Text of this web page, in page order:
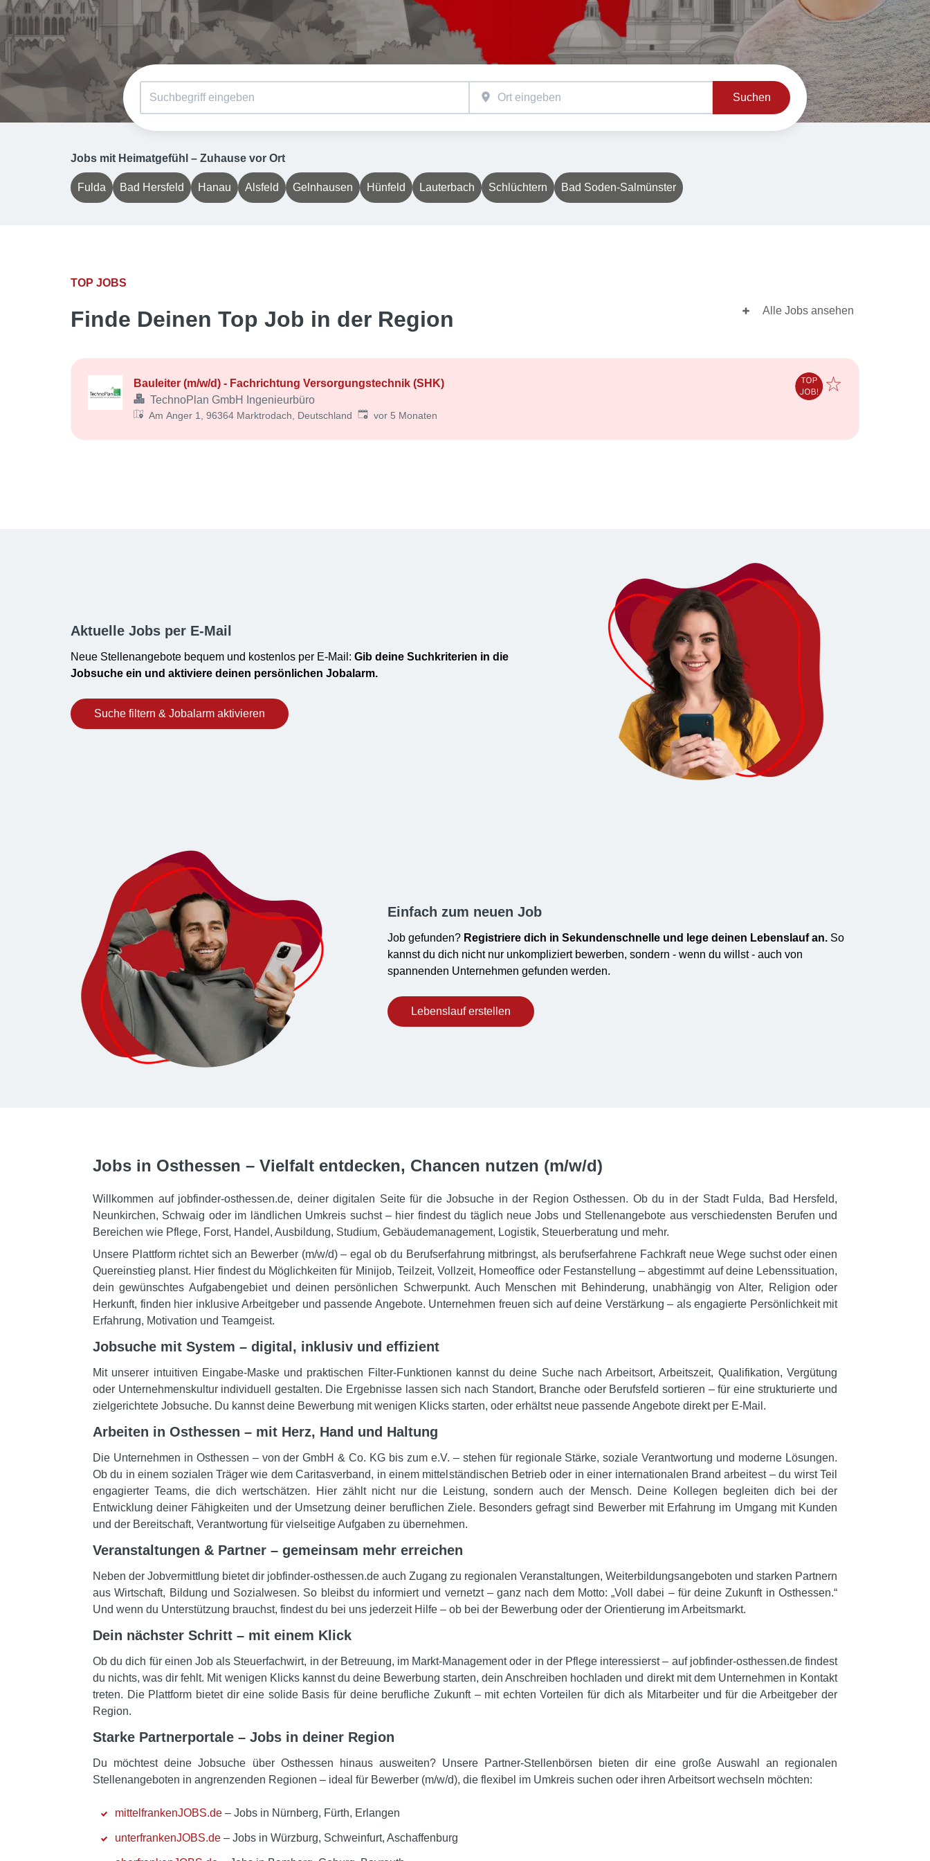
Suchen
Jobs mit Heimatgefühl – Zuhause vor Ort
Fulda Bad Hersfeld Hanau Alsfeld Gelnhausen Hünfeld Lauterbach Schlüchtern Bad Soden-Salmünster
TOP JOBS
Finde Deinen Top Job in der Region Alle Jobs ansehen
Bauleiter (m/w/d) - Fachrichtung Versorgungstechnik (SHK)
TechnoPlan GmbH Ingenieurbüro
Am Anger 1, 96364 Marktrodach, Deutschland Veröffentlicht:
vor 5 Monaten
Aktuelle Jobs per E-Mail
Neue Stellenangebote bequem und kostenlos per E-Mail: Gib deine Suchkriterien in die
Jobsuche ein und aktiviere deinen persönlichen Jobalarm.
Suche filtern & Jobalarm aktivieren
Einfach zum neuen Job
Job gefunden? Registriere dich in Sekundenschnelle und lege deinen Lebenslauf an. So
kannst du dich nicht nur unkompliziert bewerben, sondern - wenn du willst - auch von
spannenden Unternehmen gefunden werden.
Lebenslauf erstellen
Jobs in Osthessen – Vielfalt entdecken, Chancen nutzen (m/w/d)
Willkommen auf jobfinder-osthessen.de, deiner digitalen Seite für die Jobsuche in der Region Osthessen. Ob du in der Stadt Fulda, Bad Hersfeld,
Neunkirchen, Schwaig oder im ländlichen Umkreis suchst – hier findest du täglich neue Jobs und Stellenangebote aus verschiedensten Berufen und
Bereichen wie Pflege, Forst, Handel, Ausbildung, Studium, Gebäudemanagement, Logistik, Steuerberatung und mehr.
Unsere Plattform richtet sich an Bewerber (m/w/d) – egal ob du Berufserfahrung mitbringst, als berufserfahrene Fachkraft neue Wege suchst oder einen
Quereinstieg planst. Hier findest du Möglichkeiten für Minijob, Teilzeit, Vollzeit, Homeoffice oder Festanstellung – abgestimmt auf deine Lebenssituation,
dein gewünschtes Aufgabengebiet und deinen persönlichen Schwerpunkt. Auch Menschen mit Behinderung, unabhängig von Alter, Religion oder
Herkunft, finden hier inklusive Arbeitgeber und passende Angebote. Unternehmen freuen sich auf deine Verstärkung – als engagierte Persönlichkeit mit
Erfahrung, Motivation und Teamgeist.
Jobsuche mit System – digital, inklusiv und effizient
Mit unserer intuitiven Eingabe-Maske und praktischen Filter-Funktionen kannst du deine Suche nach Arbeitsort, Arbeitszeit, Qualifikation, Vergütung
oder Unternehmenskultur individuell gestalten. Die Ergebnisse lassen sich nach Standort, Branche oder Berufsfeld sortieren – für eine strukturierte und
zielgerichtete Jobsuche. Du kannst deine Bewerbung mit wenigen Klicks starten, oder erhältst neue passende Angebote direkt per E-Mail.
Arbeiten in Osthessen – mit Herz, Hand und Haltung
Die Unternehmen in Osthessen – von der GmbH & Co. KG bis zum e.V. – stehen für regionale Stärke, soziale Verantwortung und moderne Lösungen.
Ob du in einem sozialen Träger wie dem Caritasverband, in einem mittelständischen Betrieb oder in einer internationalen Brand arbeitest – du wirst Teil
engagierter Teams, die dich wertschätzen. Hier zählt nicht nur die Leistung, sondern auch der Mensch. Deine Kollegen begleiten dich bei der
Entwicklung deiner Fähigkeiten und der Umsetzung deiner beruflichen Ziele. Besonders gefragt sind Bewerber mit Erfahrung im Umgang mit Kunden
und der Bereitschaft, Verantwortung für vielseitige Aufgaben zu übernehmen.
Veranstaltungen & Partner – gemeinsam mehr erreichen
Neben der Jobvermittlung bietet dir jobfinder-osthessen.de auch Zugang zu regionalen Veranstaltungen, Weiterbildungsangeboten und starken Partnern
aus Wirtschaft, Bildung und Sozialwesen. So bleibst du informiert und vernetzt – ganz nach dem Motto: „Voll dabei – für deine Zukunft in Osthessen.“
Und wenn du Unterstützung brauchst, findest du bei uns jederzeit Hilfe – ob bei der Bewerbung oder der Orientierung im Arbeitsmarkt.
Dein nächster Schritt – mit einem Klick
Ob du dich für einen Job als Steuerfachwirt, in der Betreuung, im Markt-Management oder in der Pflege interessierst – auf jobfinder-osthessen.de findest
du nichts, was dir fehlt. Mit wenigen Klicks kannst du deine Bewerbung starten, dein Anschreiben hochladen und direkt mit dem Unternehmen in Kontakt
treten. Die Plattform bietet dir eine solide Basis für deine berufliche Zukunft – mit echten Vorteilen für dich als Mitarbeiter und für die Arbeitgeber der
Region.
Starke Partnerportale – Jobs in deiner Region
Du möchtest deine Jobsuche über Osthessen hinaus ausweiten? Unsere Partner-Stellenbörsen bieten dir eine große Auswahl an regionalen
Stellenangeboten in angrenzenden Regionen – ideal für Bewerber (m/w/d), die flexibel im Umkreis suchen oder ihren Arbeitsort wechseln möchten:
mittelfrankenJOBS.de – Jobs in Nürnberg, Fürth, Erlangen
unterfrankenJOBS.de – Jobs in Würzburg, Schweinfurt, Aschaffenburg